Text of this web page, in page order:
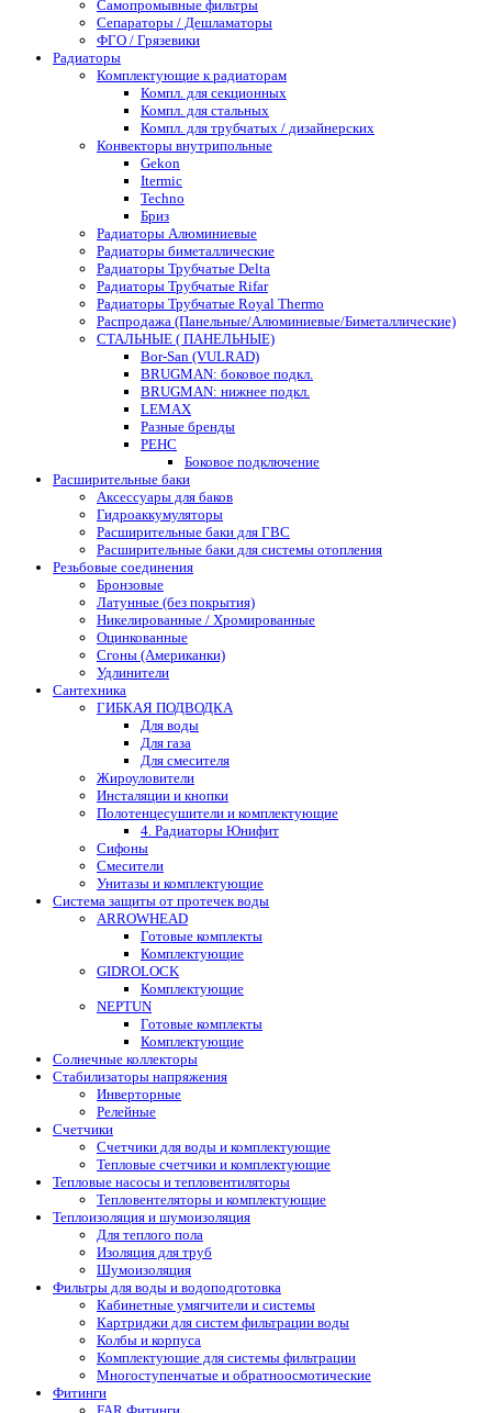
Самопромывные фильтры
Сепараторы / Дешламаторы
ФГО / Грязевики
Радиаторы
Комплектующие к радиаторам
Компл. для секционных
Компл. для стальных
Компл. для трубчатых / дизайнерских
Конвекторы внутрипольные
Gekon
Itermic
Techno
Бриз
Радиаторы Алюминиевые
Радиаторы биметаллические
Радиаторы Трубчатые Delta
Радиаторы Трубчатые Rifar
Радиаторы Трубчатые Royal Thermo
Распродажа (Панельные/Алюминиевые/Биметаллические)
СТАЛЬНЫЕ ( ПАНЕЛЬНЫЕ)
Bor-San (VULRAD)
BRUGMAN: боковое подкл.
BRUGMAN: нижнее подкл.
LEMAX
Разные бренды
РЕНС
Боковое подключение
Расширительные баки
Аксессуары для баков
Гидроаккумуляторы
Расширительные баки для ГВС
Расширительные баки для системы отопления
Резьбовые соединения
Бронзовые
Латунные (без покрытия)
Никелированные / Хромированные
Оцинкованные
Сгоны (Американки)
Удлинители
Сантехника
ГИБКАЯ ПОДВОДКА
Для воды
Для газа
Для смесителя
Жироуловители
Инсталяции и кнопки
Полотенцесушители и комплектующие
4. Радиаторы Юнифит
Сифоны
Смесители
Унитазы и комплектующие
Система защиты от протечек воды
ARROWHEAD
Готовые комплекты
Комплектующие
GIDROLOCK
Комплектующие
NEPTUN
Готовые комплекты
Комплектующие
Солнечные коллекторы
Стабилизаторы напряжения
Инверторные
Релейные
Счетчики
Счетчики для воды и комплектующие
Тепловые счетчики и комплектующие
Тепловые насосы и тепловентиляторы
Тепловентеляторы и комплектующие
Теплоизоляция и шумоизоляция
Для теплого пола
Изоляция для труб
Шумоизоляция
Фильтры для воды и водоподготовка
Кабинетные умягчители и системы
Картриджи для систем фильтрации воды
Колбы и корпуса
Комплектующие для системы фильтрации
Многоступенчатые и обратноосмотические
Фитинги